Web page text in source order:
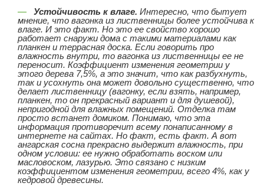
Устойчивость к влаге. Интересно, что бытует
мнение, что вагонка из лиственницы более устойчива к
влаге. И это факт. Но это ее свойство хорошо
работает снаружи дома с такими материалами как
планкен и террасная доска. Если говорить про
влажность внутри, то вагонка из лиственницы ее не
переносит. Коэффициент изменения геометрии у
этого дерева 7,5%, а это значит, что как разбухнуть,
так и усохнуть она может довольно существенно, что
делает лиственницу (вагонку, если взять, например,
планкен, то он прекрасный вариант и для душевой),
непригодной для влажных помещений. Отделка там
просто встанет домиком. Понимаю, что эта
информация противоречит всему понаписанному в
интернете на сайтах. Но факт, есть факт. А вот
ангарская сосна прекрасно выдержит влажность, при
одном условии: ее нужно обработать воском или
масловоском, лазурью. Это связано с низким
коэффициентом изменения геометрии, всего 4%, как у
кедровой древесины.